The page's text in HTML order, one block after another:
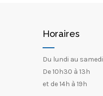
Horaires
Du lundi au samedi
De 10h30 à 13h
et de 14h à 19h